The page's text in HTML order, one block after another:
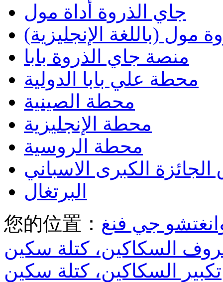
جاي الذروة أداة مول
مول (باللغة الإنجليزية)
منصة جاي الذروة بابا
محطة علي بابا الدولية
محطة الصينية
محطة الإنجليزية
محطة الروسية
الكبرى الاسباني
البرتغال
您的位置：
السكاكين، كتلة سكين
تكبير السكاكين، كتلة سكين